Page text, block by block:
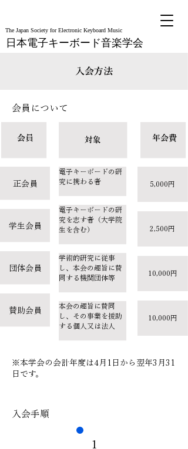
日本電子キーボード音楽学会
The Japan Society for Electronic Keyboard Music
入会方法
会員について
対象
会員 年会費
正会員
学生会員
団体会員
賛助会員
電子キーボードの研
究に携わる者
電子キーボードの研
究を志す者（大学院
生を含む）
学術的研究に従事
し、本会の趣旨に賛
同する機関団体等
本会の趣旨に賛同
し、その事業を援助
する個人又は法人
5,000円
2,500円
10,000円
10,000円
※本学会の会計年度は4月1日から翌年3月31
日です。
入会手順
1